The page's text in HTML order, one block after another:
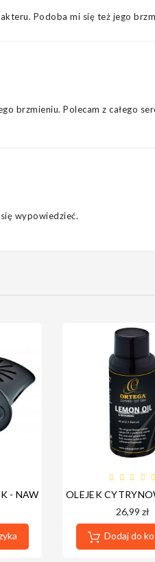
Podoba mi się też jego
brzmieniu. Polecam z całego
wypowiedzieć.
- NAWILŻACZ DO UKULELE
OLEJEK
26,99 zł
Dodaj do